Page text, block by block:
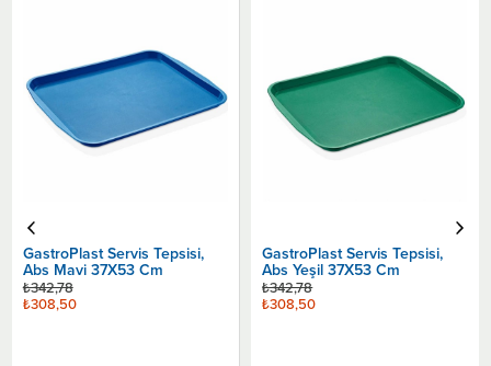
GastroPlast Servis Tepsisi,
Abs Mavi 37X53 Cm
₺308,50
₺342,78
GastroPlast Servis Tepsisi,
Abs Yeşil 37X53 Cm
₺308,50
₺342,78